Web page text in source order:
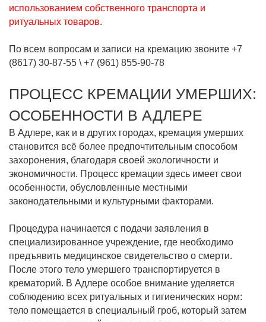
использованием собственного транспорта и
ритуальных товаров.
По всем вопросам и записи на кремацию звоните +7
(8617) 30-87-55 \ +7 (961) 855-90-78
ПРОЦЕСС КРЕМАЦИИ УМЕРШИХ:
ОСОБЕННОСТИ В АДЛЕРЕ
В Адлере, как и в других городах, кремация умерших
становится всё более предпочтительным способом
захоронения, благодаря своей экологичности и
экономичности. Процесс кремации здесь имеет свои
особенности, обусловленные местными
законодательными и культурными факторами.
Процедура начинается с подачи заявления в
специализированное учреждение, где необходимо
предъявить медицинское свидетельство о смерти.
После этого тело умершего транспортируется в
крематорий. В Адлере особое внимание уделяется
соблюдению всех ритуальных и гигиенических норм:
тело помещается в специальный гроб, который затем